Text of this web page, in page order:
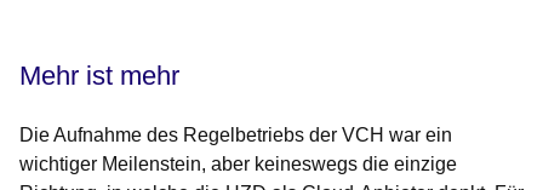
Mehr ist mehr
Die Aufnahme des Regelbetriebs der VCH war ein
wichtiger Meilenstein, aber keineswegs die einzige